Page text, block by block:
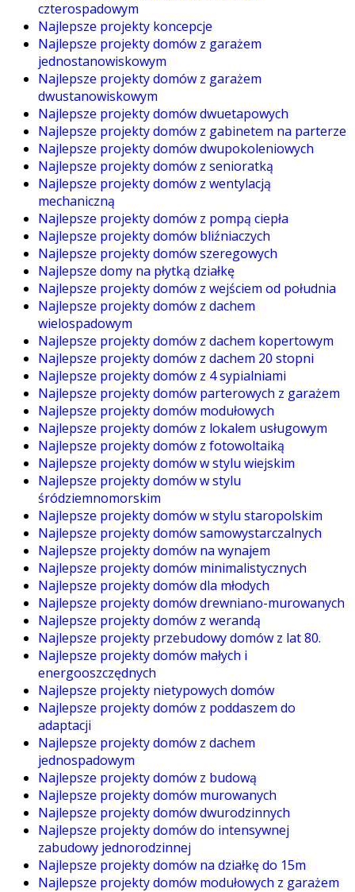
czterospadowym
Najlepsze projekty koncepcje
Najlepsze projekty domów z garażem
jednostanowiskowym
Najlepsze projekty domów z garażem
dwustanowiskowym
Najlepsze projekty domów dwuetapowych
Najlepsze projekty domów z gabinetem na parterze
Najlepsze projekty domów dwupokoleniowych
Najlepsze projekty domów z senioratką
Najlepsze projekty domów z wentylacją
mechaniczną
Najlepsze projekty domów z pompą ciepła
Najlepsze projekty domów bliźniaczych
Najlepsze projekty domów szeregowych
Najlepsze domy na płytką działkę
Najlepsze projekty domów z wejściem od południa
Najlepsze projekty domów z dachem
wielospadowym
Najlepsze projekty domów z dachem kopertowym
Najlepsze projekty domów z dachem 20 stopni
Najlepsze projekty domów z 4 sypialniami
Najlepsze projekty domów parterowych z garażem
Najlepsze projekty domów modułowych
Najlepsze projekty domów z lokalem usługowym
Najlepsze projekty domów z fotowoltaiką
Najlepsze projekty domów w stylu wiejskim
Najlepsze projekty domów w stylu
śródziemnomorskim
Najlepsze projekty domów w stylu staropolskim
Najlepsze projekty domów samowystarczalnych
Najlepsze projekty domów na wynajem
Najlepsze projekty domów minimalistycznych
Najlepsze projekty domów dla młodych
Najlepsze projekty domów drewniano-murowanych
Najlepsze projekty domów z werandą
Najlepsze projekty przebudowy domów z lat 80.
Najlepsze projekty domów małych i
energooszczędnych
Najlepsze projekty nietypowych domów
Najlepsze projekty domów z poddaszem do
adaptacji
Najlepsze projekty domów z dachem
jednospadowym
Najlepsze projekty domów z budową
Najlepsze projekty domów murowanych
Najlepsze projekty domów dwurodzinnych
Najlepsze projekty domów do intensywnej
zabudowy jednorodzinnej
Najlepsze projekty domów na działkę do 15m
Najlepsze projekty domów modułowych z garażem